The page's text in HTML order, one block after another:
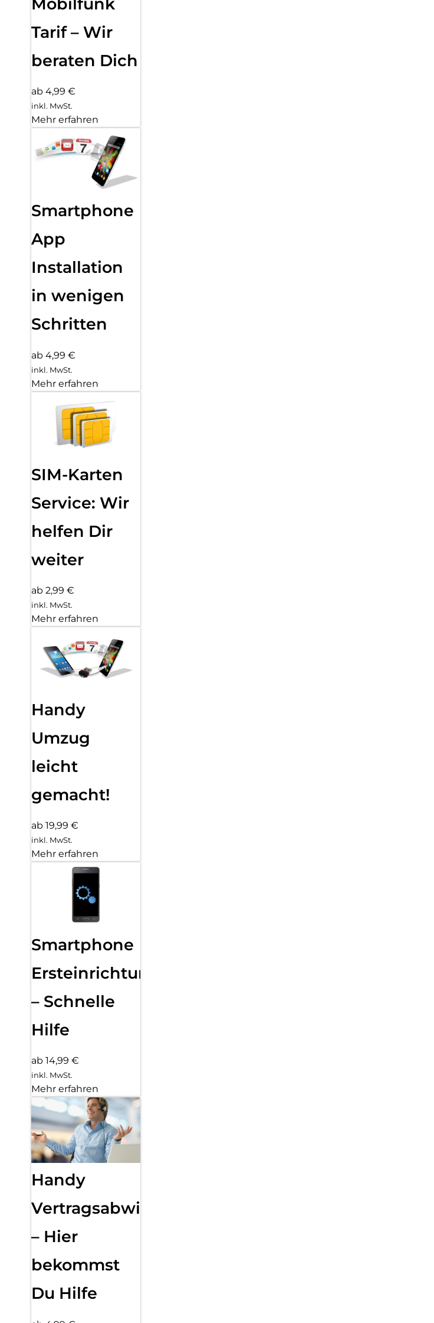
Tarif – Wir
beraten Dich
ab 4,99 €
inkl. MwSt.
Mehr erfahren
Smartphone
App
Installation
in wenigen
Schritten
ab 4,99 €
inkl. MwSt.
Mehr erfahren
SIM-Karten
Service: Wir
helfen Dir
weiter
ab 2,99 €
inkl. MwSt.
Mehr erfahren
Handy
Umzug
leicht
gemacht!
ab 19,99 €
inkl. MwSt.
Mehr erfahren
Smartphone
Ersteinrichtung
– Schnelle
Hilfe
ab 14,99 €
inkl. MwSt.
Mehr erfahren
Handy
Vertragsabwicklung
– Hier
bekommst
Du Hilfe